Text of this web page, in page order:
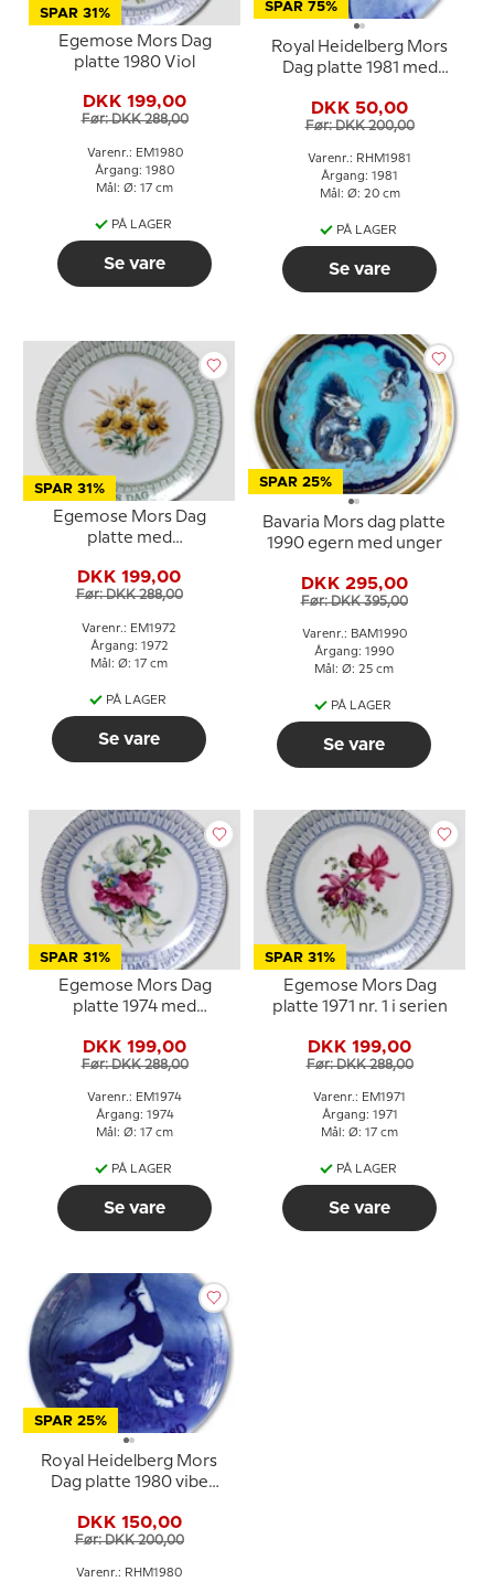
SPAR 31%
Egemose Mors Dag
platte 1980 Viol
DKK 199,00
Før: DKK 288,00
Varenr.: EM1980
Årgang: 1980
Mål: Ø: 17 cm
PÅ LAGER
Se vare
SPAR 75%
Royal Heidelberg Mors
Dag platte 1981 med
DKK 50,00
Før: DKK 200,00
Varenr.: RHM1981
Årgang: 1981
Mål: Ø: 20 cm
PÅ LAGER
Se vare
SPAR 31%
Egemose Mors Dag
platte med
DKK 199,00
Før: DKK 288,00
Varenr.: EM1972
Årgang: 1972
Mål: Ø: 17 cm
PÅ LAGER
Se vare
SPAR 25%
Bavaria Mors dag platte
1990 egern med unger
DKK 295,00
Før: DKK 395,00
Varenr.: BAM1990
Årgang: 1990
Mål: Ø: 25 cm
PÅ LAGER
Se vare
SPAR 31%
Egemose Mors Dag
platte 1974 med
DKK 199,00
Før: DKK 288,00
Varenr.: EM1974
Årgang: 1974
Mål: Ø: 17 cm
PÅ LAGER
Se vare
SPAR 31%
Egemose Mors Dag
platte 1971 nr. 1 i serien
DKK 199,00
Før: DKK 288,00
Varenr.: EM1971
Årgang: 1971
Mål: Ø: 17 cm
PÅ LAGER
Se vare
SPAR 25%
Royal Heidelberg Mors
Dag platte 1980 vibe
DKK 150,00
Før: DKK 200,00
Varenr.: RHM1980